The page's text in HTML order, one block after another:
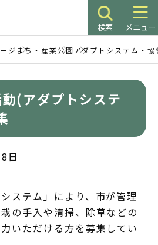
検索 メニュー
ジ まち・産業公園アダプトシステム・協
(アダプトシステ
日
ステム」により、市が管理
の手入や清掃、除草などの
いただける方を募集してい